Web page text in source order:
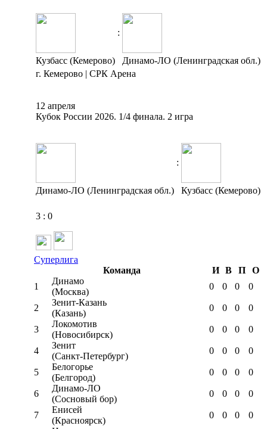
:
Кузбасс (Кемерово)
Динамо-ЛО (Ленинградская обл.)
г. Кемерово | СРК Арена
12 апреля
Кубок России 2026. 1/4 финала. 2 игра
:
Динамо-ЛО (Ленинградская обл.) Кузбасс (Кемерово)
3 : 0
Суперлига
Команда
И В П
О
1
Динамо
(Москва)
0 0 0 0
2
Зенит-Казань
(Казань)
0 0 0 0
3
Локомотив
(Новосибирск)
0 0 0 0
4
Зенит
(Санкт-Петербург)
0 0 0 0
5
Белогорье
(Белгород)
0 0 0 0
6
Динамо-ЛО
(Сосновый бор)
0 0 0 0
7
Енисей
(Красноярск)
0 0 0 0